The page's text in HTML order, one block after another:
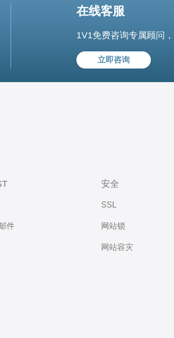
在线客服
1V1免费咨询专属顾问
立即咨询
件
安全
SSL
网站锁
网站容灾